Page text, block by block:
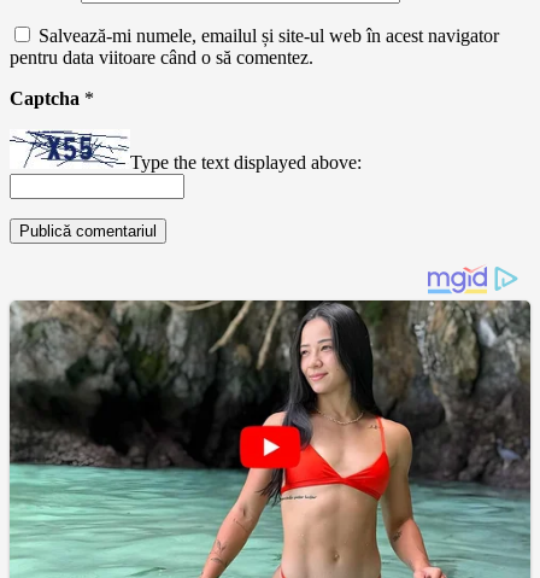
Salvează-mi numele, emailul și site-ul web în acest navigator
pentru data viitoare când o să comentez.
Captcha *
Type the text displayed above: